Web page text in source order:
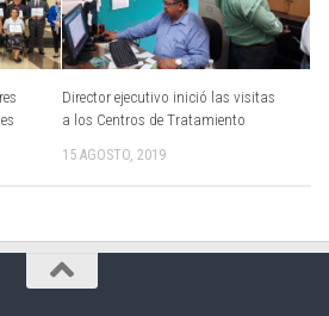
Director ejecutivo inició las visitas
a los Centros de Tratamiento
15 AGOSTO, 2019